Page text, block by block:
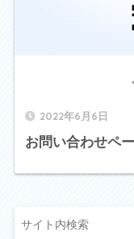
2022年6月6日
お問い合わせペ